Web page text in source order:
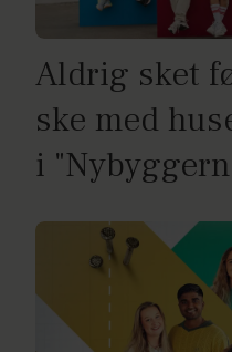
Aldrig sket
ske med
i